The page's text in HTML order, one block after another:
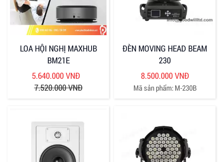
LOA HỘI NGHỊ MAXHUB
BM21E
5.640.000 VNĐ
7.520.000 VNĐ
ĐÈN MOVING HEAD BEAM
230
8.500.000 VNĐ
Mã sản phẩm: M-230B